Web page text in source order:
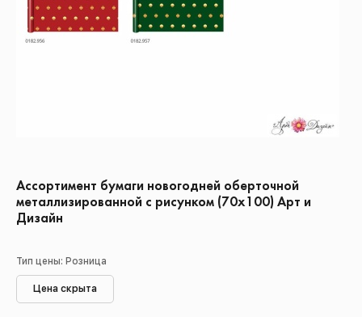
Ассортимент бумаги новогодней оберточной
металлизированной с рисунком (70х100) Арт и
Дизайн
Тип цены: Розница
Цена скрыта